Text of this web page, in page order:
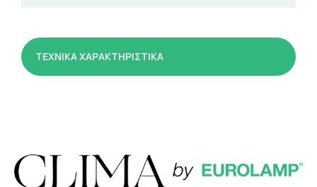
ΤΕΧΝΙΚΑ ΧΑΡΑΚΤΗΡΙΣΤΙΚΑ